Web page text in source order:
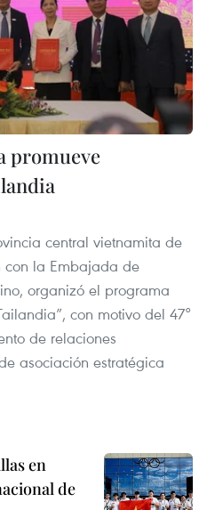
promueve
central vietnamita de
con la Embajada de
organizó el programa
con motivo del 47°
de relaciones
asociación estratégica
en
de